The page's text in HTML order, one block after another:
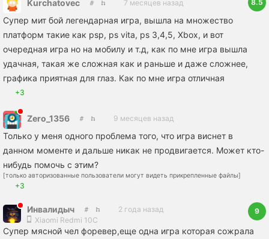
Kurchatovec 7 месяцев назад 8.5
Супер мит бой легендарная игра, вышла на множество
платформ такие как psp, ps vita, ps 3,4,5, Xbox, и вот
очередная игра но на мобилу и т.д, как по мне игра вышла
удачная, такая же сложная как и раньше и даже сложнее,
графика приятная для глаз. Как по мне игра отличная
+3
Zero_1356 9 месяцев назад
Только у меня одного проблема того, что игра виснет в
данном моменте и дальше никак не продвигается. Может кто-
нибудь помочь с этим?
[только авторизованные пользователи могут видеть прикрепленные файлы]
+3
Инвалидыч
2 года назад
Xiaomi Redmi 10C
9
Супер мясной чел форевер,еще одна игра которая сожрала